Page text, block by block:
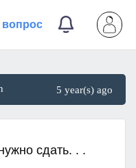
вопрос
5 year(s) ago
сдать. . .